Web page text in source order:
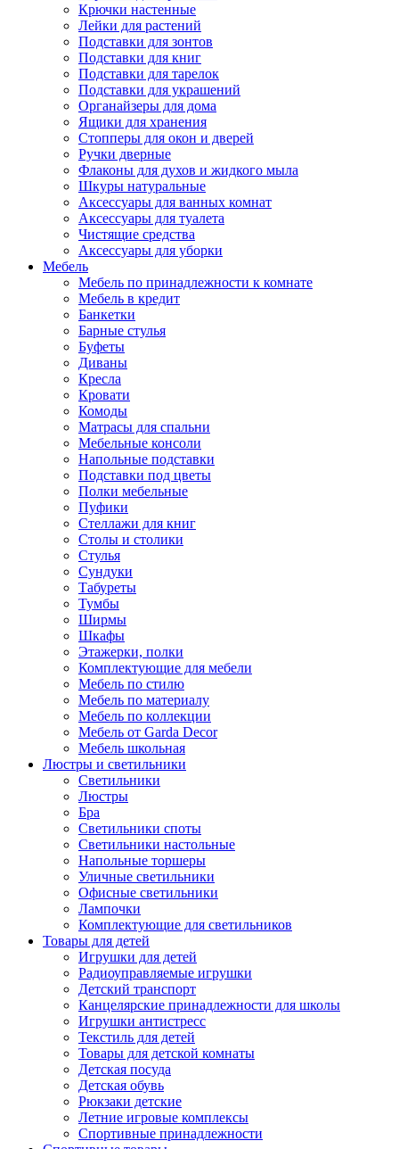
Крючки настенные
Лейки для растений
Подставки для зонтов
Подставки для книг
Подставки для тарелок
Подставки для украшений
Органайзеры для дома
Ящики для хранения
Стопперы для окон и дверей
Ручки дверные
Флаконы для духов и жидкого мыла
Шкуры натуральные
Аксессуары для ванных комнат
Аксессуары для туалета
Чистящие средства
Аксессуары для уборки
Мебель
Мебель по принадлежности к комнате
Мебель в кредит
Банкетки
Барные стулья
Буфеты
Диваны
Кресла
Кровати
Комоды
Матрасы для спальни
Мебельные консоли
Напольные подставки
Подставки под цветы
Полки мебельные
Пуфики
Стеллажи для книг
Столы и столики
Стулья
Сундуки
Табуреты
Тумбы
Ширмы
Шкафы
Этажерки, полки
Комплектующие для мебели
Мебель по стилю
Мебель по материалу
Мебель по коллекции
Мебель от Garda Decor
Мебель школьная
Люстры и светильники
Светильники
Люстры
Бра
Светильники споты
Светильники настольные
Напольные торшеры
Уличные светильники
Офисные светильники
Лампочки
Комплектующие для светильников
Товары для детей
Игрушки для детей
Радиоуправляемые игрушки
Детский транспорт
Канцелярские принадлежности для школы
Игрушки антистресс
Текстиль для детей
Товары для детской комнаты
Детская посуда
Детская обувь
Рюкзаки детские
Летние игровые комплексы
Спортивные принадлежности